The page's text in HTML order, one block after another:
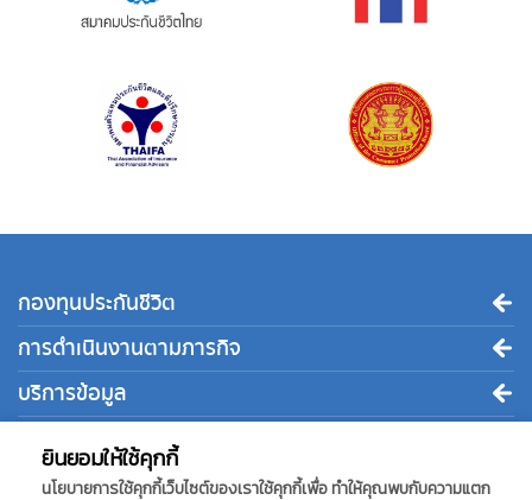
ยินยอมให้ใช้คุกกี้
นโยบายการใช้คุกกี้เว็บไซต์ของเราใช้คุกกี้เพื่อ ทำให้คุณพบกับความแตก
กองทุนประกันชีวิต
การดำเนินงานตามภารกิจ
บริการข้อมูล